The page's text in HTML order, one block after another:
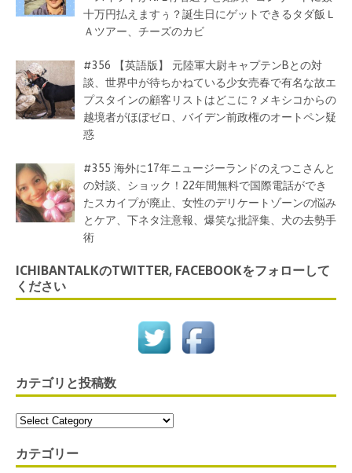
十万円払えますぅ？誕生日にゲットできるタダ飯Ｌ
Ａツアー、チーズのカビ
#356 【英語版】 元陸軍大尉キャプテンBとの対
談、世界中が待ちかねている少女売春で有名な故エ
プスタインの顧客リストはどこに？メキシコからの
越境者がほぼゼロ、バイデン前政権のオートペン疑
惑
#355 海外に17年ニュージーランドのえつこさんと
の対談、ショック！22年間無料で国際電話ができ
たスカイプが廃止、女性のデリケートゾーンの悩み
とケア、下ネタ注意報、爆笑な批評集、犬の去勢手
術
ICHIBANTALKのTWITTER, FACEBOOKをフォローして
ください
カテゴリと投稿数
カテゴリー